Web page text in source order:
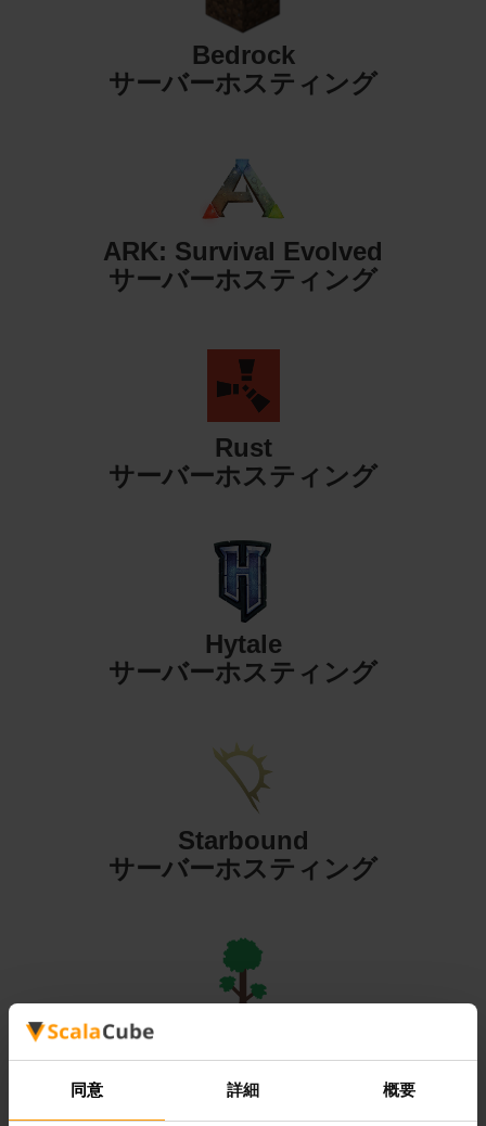
同意 詳細 概要
Bedrock
サーバーホスティング
ARK: Survival Evolved
サーバーホスティング
Rust
サーバーホスティング
Hytale
サーバーホスティング
Starbound
サーバーホスティング
サーバーホスティング